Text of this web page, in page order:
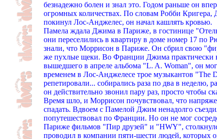
безнадежно болен и знал это. Годом раньше он
огромных количествах. По словам Робби
покинул Лос-Анджелес, он начал кашлять кровью.
Памела ждала Джима в Париже, в гостинице
они переселились в квартиру в доме номер 17 по
знали, что Моррисон в Париже. Он сбрил свою
же пухлые щеки. Во Франции Джима практически
вышедшего в апреле альбома "L. A. Woman", он
временем в Лос-Анджелесе трое музыкантов
репетировали... собирались раза по два в
он действительно звонил пару раз, просто чтобы
Время шло, и Моррисон почувствовал, что
спадать. Вдвоем с Памелой Джим ненадолго
попутешествовал по Франции. Но он не мог
Париже фильмов "Пир друзей" и "HWY",
проводил в компании пяти-шести людей, которых